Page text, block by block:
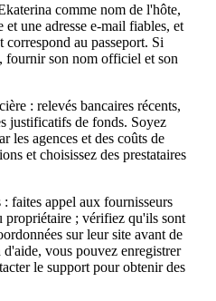
comme nom de l'hôte,
une adresse e-mail fiables, et
au passeport. Si
fournir son nom officiel et son
: relevés bancaires récents,
justificatifs de fonds. Soyez
les agences et des coûts de
et choisissez des prestataires
faites appel aux fournisseurs
propriétaire ; vérifiez qu'ils sont
sur leur site avant de
vous pouvez enregistrer
le support pour obtenir des